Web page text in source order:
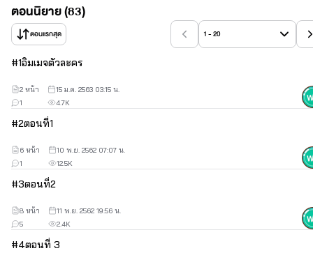
เป็นการกระทำที่มีความผิดทางกฎหมายตาม พรบ.ลิขสิทธิ์ พ.ศ. 2537
ผู้กระทำความผิดต้องได้รับโทษตามพระราชบัญญัติที่กำหนดไว้​
ตอนนิยาย (83)
ตอนแรกสุด 1 - 20
#1อิมเมจตัวละคร
4.7K
1
2 หน้า 15 ม.ค. 2563 03:15 น.
#2ตอนที่1
12.5K
1
6 หน้า 10 พ.ย. 2562 07:07 น.
#3ตอนที่2
2.4K
5
8 หน้า 11 พ.ย. 2562 19:56 น.
#4ตอนที่​ 3